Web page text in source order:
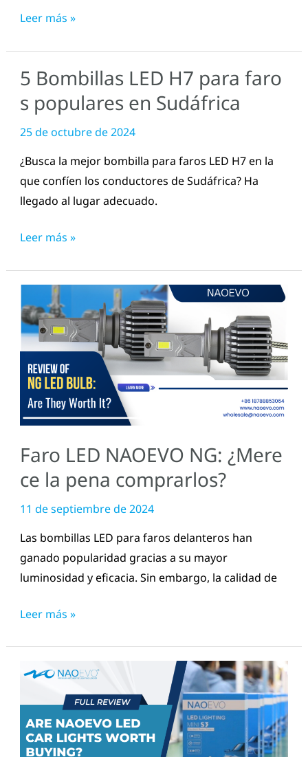
Leer más »
5 Bombillas LED H7 para faro
s populares en Sudáfrica
25 de octubre de 2024
¿Busca la mejor bombilla para faros LED H7 en la
que confíen los conductores de Sudáfrica? Ha
llegado al lugar adecuado.
5
LED
H7
para
populares
Sudáfrica
Leer más »
Faro LED NAOEVO NG: ¿Mere
ce la pena comprarlos?
11 de septiembre de 2024
Las bombillas LED para faros delanteros han
ganado popularidad gracias a su mayor
luminosidad y eficacia. Sin embargo, la calidad de
LED
NAOEVO
NG:
¿Merece
pena
Leer más »
¿Vale
pena
comprar
las